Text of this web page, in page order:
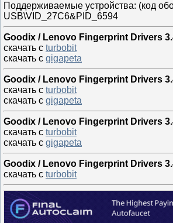
Поддерживаемые устройства: (код
USB\VID_27C6&PID_6594
Goodix / Lenovo Fingerprint Drivers
скачать с turbobit
скачать с gigapeta
Goodix / Lenovo Fingerprint Drivers
скачать с turbobit
скачать с gigapeta
Goodix / Lenovo Fingerprint Drivers
скачать с turbobit
скачать с gigapeta
Goodix / Lenovo Fingerprint Drivers
скачать с turbobit